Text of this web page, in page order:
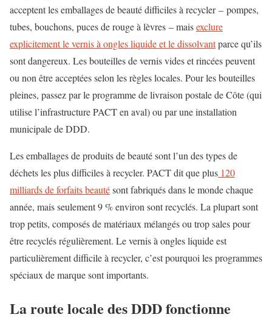
acceptent les emballages de beauté difficiles à recycler – pompes,
tubes, bouchons, puces de rouge à lèvres – maisexclure
explicitement le vernis à ongles liquide et le dissolvantparce qu’ils
sont dangereux. Les bouteilles de vernis vides et rincées peuvent
ou non être acceptées selon les règles locales. Pour les bouteilles
pleines, passez par le programme de livraison postale de Côte (qui
utilise l’infrastructure PACT en aval) ou par une installation
municipale de DDD.
Les emballages de produits de beauté sont l’un des types de
déchets les plus difficiles à recycler. PACT dit que plus 120
milliards de forfaits beautésont fabriqués dans le monde chaque
année, mais seulement 9 % environ sont recyclés. La plupart sont
trop petits, composés de matériaux mélangés ou trop sales pour
être recyclés régulièrement. Le vernis à ongles liquide est
particulièrement difficile à recycler, c’est pourquoi les programmes
spéciaux de marque sont importants.
La route locale des DDD fonctionne